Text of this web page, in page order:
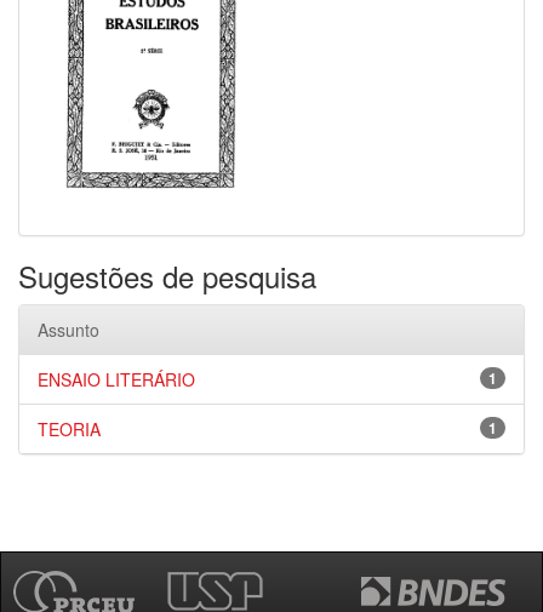
Sugestões de pesquisa
Assunto
1
ENSAIO LITERÁRIO
1
TEORIA